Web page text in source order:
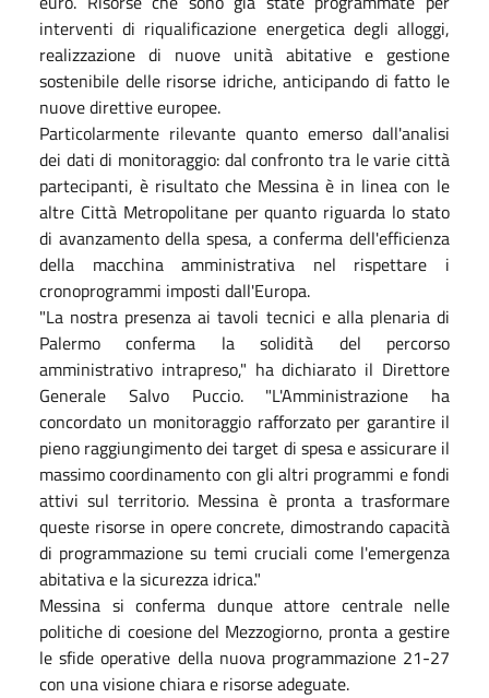
interventi di riqualificazione energetica degli alloggi,
realizzazione di nuove unità abitative e gestione
sostenibile delle risorse idriche, anticipando di fatto le
nuove direttive europee.
Particolarmente rilevante quanto emerso dall'analisi
dei dati di monitoraggio: dal confronto tra le varie città
partecipanti, è risultato che Messina è in linea con le
altre Città Metropolitane per quanto riguarda lo stato
di avanzamento della spesa, a conferma dell'efficienza
della macchina amministrativa nel rispettare i
cronoprogrammi imposti dall'Europa.
"La nostra presenza ai tavoli tecnici e alla plenaria di
Palermo conferma la solidità del percorso
amministrativo intrapreso," ha dichiarato il Direttore
Generale Salvo Puccio. "L'Amministrazione ha
concordato un monitoraggio rafforzato per garantire il
pieno raggiungimento dei target di spesa e assicurare il
massimo coordinamento con gli altri programmi e fondi
attivi sul territorio. Messina è pronta a trasformare
queste risorse in opere concrete, dimostrando capacità
di programmazione su temi cruciali come l'emergenza
abitativa e la sicurezza idrica."
Messina si conferma dunque attore centrale nelle
politiche di coesione del Mezzogiorno, pronta a gestire
le sfide operative della nuova programmazione 21-27
con una visione chiara e risorse adeguate.